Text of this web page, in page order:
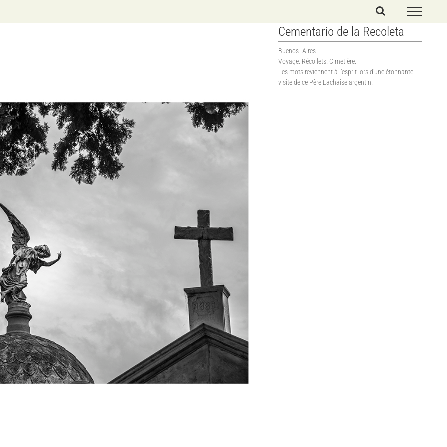
Cementario de la Recoleta
Buenos -Aires
Voyage. Récollets. Cimetière.
Les mots reviennent à l’esprit lors d’une étonnante
visite de ce Père Lachaise argentin.